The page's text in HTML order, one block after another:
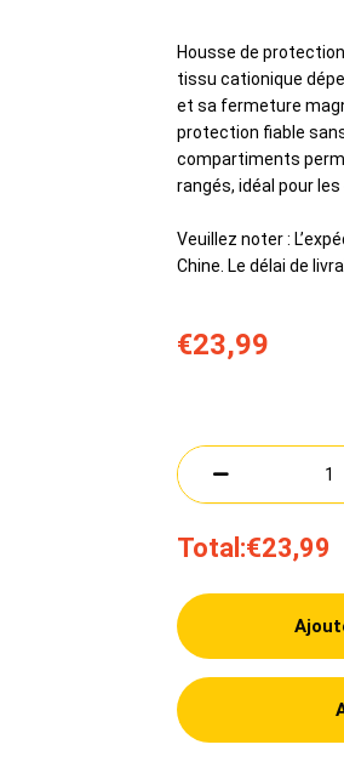
Housse de
tissu cationique
et sa fermeture
protection fiable
compartiments
rangés, idéal pour
Veuillez noter :
Chine. Le délai de
€23,99
Total:€23,99